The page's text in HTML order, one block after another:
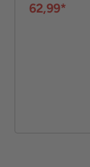
62,99*